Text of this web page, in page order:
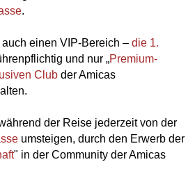
.
auch einen VIP-Bereich – die 1.
und nur „Premium-
Club der Amicas
der Reise jederzeit von der
umsteigen, durch den Erwerb der
" in der Community der Amicas